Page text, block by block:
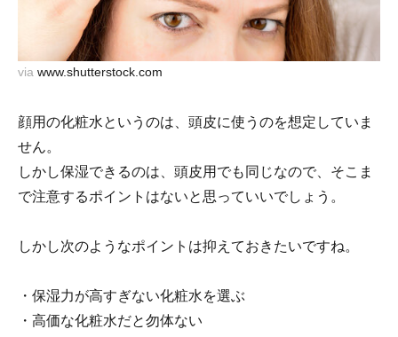
via www.shutterstock.com
顔用の化粧水というのは、頭皮に使うのを想定していま
せん。
しかし保湿できるのは、頭皮用でも同じなので、そこま
で注意するポイントはないと思っていいでしょう。
しかし次のようなポイントは抑えておきたいですね。
・保湿力が高すぎない化粧水を選ぶ
・高価な化粧水だと勿体ない